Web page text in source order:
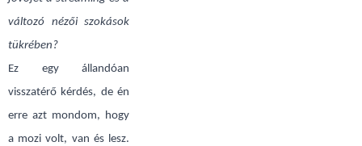
változó nézői szokások
tükrében?
Ez egy állandóan
visszatérő kérdés, de én
erre azt mondom, hogy
a mozi volt, van és lesz.